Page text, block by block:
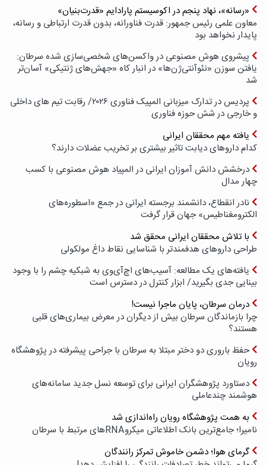
«رسانه»، نهاد پنجم در اکوسیستم پارادایم «قدرت‌بنیان»
معاون علمی رئیس جمهور: قدرت فناورانه، بدون قدرت ارتباطی و رسانه،
پایدار نخواهد بود
پیشروی هوش مصنوعی در واکسن‌های شخصی‌سازی شده سرطان:
یافتن سوزن «نئوآنتی‌ژن‌ها» در انبار کاه «جهش‌های ژنتیکی» آسان‌تر
شد
پردیس در تدارک میزبانی المپیک فناوری ۲۰۲۶/ رقابت تیم های داخلی
و خارجی در شش حوزه فناوری
یافته مهم محققان ایرانی
کدام داروهای دیابت تاثیر بیشتری بر تخریب عضلات دارند؟
درخشش دانش آموزان ایرانی در المپیاد هوش مصنوعی با کسب
چهار مدال
نادر انقطاع، دانشمند برجسته ایرانی در جمع «اسطوره‌های
الکترومغناطیس» جهان قرار گرفت
با تلاش محققان ایرانی محقق شد
طراحی داروهای هدفمندتر با شناسایی نقاط داغ مولکولی
یافته‌های یک مطالعه: آسیب‌های اچ‌آی‌وی به شبکیه چشم را با وجود
بینایی جدی بگیرید/ ابزار کنترل در دسترس است
درمان سرطان، پایان ماجرا نیست!
چرا بازماندگان سرطان بیش از دیگران در معرض بیماری‌های قلبی
هستند؟
حفظ باروری دو دختر مبتلا به سرطان با جراحی پیشرفته در پژوهشگاه
رویان
دستاورد پژوهشگران ایرانی برای توسعه نسل جدید سامانه‌های
هوشمند چندعاملی
به همت پژوهشگاه رویان راه‌اندازی شد
نامیرا؛ جامع‌ترین بانک اطلاعاتی میکروRNAهای مرتبط با سرطان
گرمای هوا؛ دشمن خاموش تمرکز رانندگان